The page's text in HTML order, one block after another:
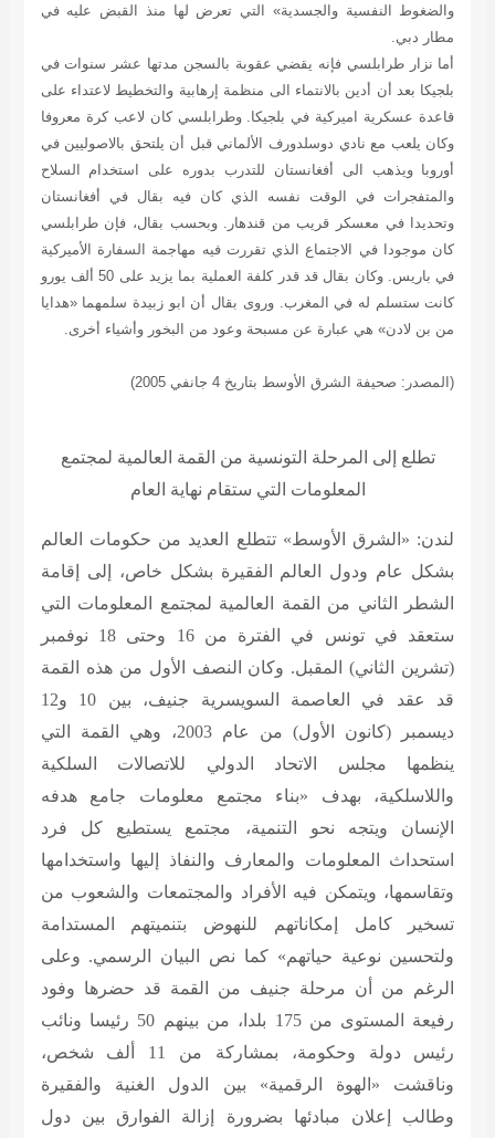
والضغوط النفسية والجسدية» التي تعرض لها منذ القبض عليه في
مطار دبي.
أما نزار طرابلسي فإنه يقضي عقوبة بالسجن مدتها عشر سنوات في
بلجيكا بعد أن أدين بالانتماء الى منظمة إرهابية والتخطيط لاعتداء على
قاعدة عسكرية اميركية في بلجيكا. وطرابلسي كان لاعب كرة معروفا
وكان يلعب مع نادي دوسلدورف الألماني قبل أن يلتحق بالاصوليين في
أوروبا ويذهب الى أفغانستان للتدرب بدوره على استخدام السلاح
والمتفجرات في الوقت نفسه الذي كان فيه بقال في أفغانستان
وتحديدا في معسكر قريب من قندهار. وبحسب بقال، فإن طرابلسي
كان موجودا في الاجتماع الذي تقررت فيه مهاجمة السفارة الأميركية
في باريس. وكان بقال قد قدر كلفة العملية بما يزيد على 50 ألف يورو
كانت ستسلم له في المغرب. وروى بقال أن ابو زبيدة سلمهما «هدايا
من بن لادن» هي عبارة عن مسبحة وعود من البخور وأشياء أخرى.
(المصدر: صحيفة الشرق الأوسط بتاريخ 4 جانفي 2005)
تطلع إلى المرحلة التونسية من القمة العالمية لمجتمع
المعلومات التي ستقام نهاية العام
لندن: «الشرق الأوسط» تتطلع العديد من حكومات العالم
بشكل عام ودول العالم الفقيرة بشكل خاص، إلى إقامة
الشطر الثاني من القمة العالمية لمجتمع المعلومات التي
ستعقد في تونس في الفترة من 16 وحتى 18 نوفمبر
(تشرين الثاني) المقبل. وكان النصف الأول من هذه القمة
قد عقد في العاصمة السويسرية جنيف، بين 10 و12
ديسمبر (كانون الأول) من عام 2003، وهي القمة التي
ينظمها مجلس الاتحاد الدولي للاتصالات السلكية
واللاسلكية، بهدف «بناء مجتمع معلومات جامع هدفه
الإنسان ويتجه نحو التنمية، مجتمع يستطيع كل فرد
استحداث المعلومات والمعارف والنفاذ إليها واستخدامها
وتقاسمها، ويتمكن فيه الأفراد والمجتمعات والشعوب من
تسخير كامل إمكاناتهم للنهوض بتنميتهم المستدامة
ولتحسين نوعية حياتهم» كما نص البيان الرسمي. وعلى
الرغم من أن مرحلة جنيف من القمة قد حضرها وفود
رفيعة المستوى من 175 بلدا، من بينهم 50 رئيسا ونائب
رئيس دولة وحكومة، بمشاركة من 11 ألف شخص،
وناقشت «الهوة الرقمية» بين الدول الغنية والفقيرة
وطالب إعلان مبادئها بضرورة إزالة الفوارق بين دول